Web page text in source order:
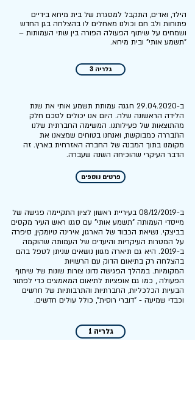
הילד, ואדים, התקבל למסגרת של בית מיחא בידיים
פתוחות ולב חם וכולנו מאחלים לו בהצלחה בגן החדש
ושמחים על שיתוף הפעולה הפורה בין שתי העמותות –
"תשמע אותי" ובית מיחא.
גלריה 3
ב-29.04.2020 חגגה עמותת תשמע אותי את שנת
הלידה הראשונה שלה. היום אנו יכולים לסכם חלק
מהתוצאות של פעילותנו. המשימה החברתית שלנו
התבררה כמבוקשת, ואנחנו בטוחים שמצאנו את
מקומנו בתוך המבנה של החברה האזרחית בארץ. זה
הדבר העיקרי שהוכיחה השנה שעברה.
פרטים נוספים
ב-08/12/2019 בעיריית ראשון לציון התקיימה פגישה של
מייסדי העמותה "תשמע אותי" עם סגנו ראש העיר מקסים
בביצקי. נשיאת הכבוד של הארגון, אירינה טיומקין, סיפרה
על המטרות העיקריות והיעדים של העמותה שהוקמה
ב-2019. היא גם תיארה מגוון נושאים שניתן לטפל בהם
בהצלחה רק בתיאום הדוק עם הרשויות
המקומיות. במהלך הפגישה נדונו צורות שונות של שיתוף
הפעולה , כמו גם אופציות לתיאום המאמצים כדי לפתור
הבעיות הכלכליות, החברתיות והתרבותיות של חרשים
וכבדי שמיעה - "דוברי רוסית", כולל עולים חדשים.
גלריה 1